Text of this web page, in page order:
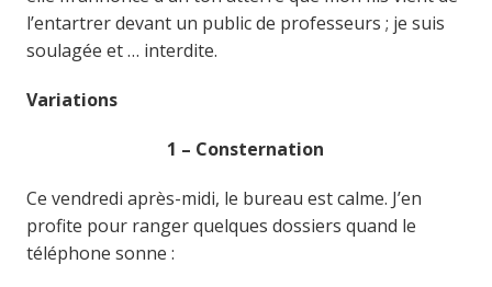
l’entartrer devant un public de professeurs ; je suis
soulagée et … interdite.
Variations
1 – Consternation
Ce vendredi après-midi, le bureau est calme. J’en
profite pour ranger quelques dossiers quand le
téléphone sonne :